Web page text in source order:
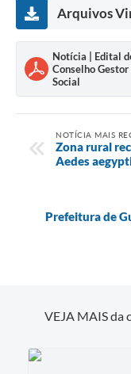
Arquivos
Notícia | Edital
Conselho
Social
NOTÍCIA MAIS
Zona rural
Aedes
Prefeitura de
VEJA MAIS da